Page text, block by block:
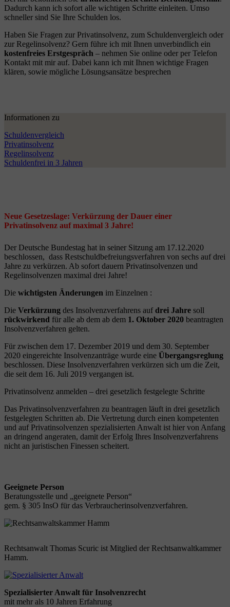
Dadurch kann ich sofort alle wichtigen Schritte einleiten. Umso
schneller sind Sie Ihre Schulden los.
Haben Sie Fragen zur Privatinsolvenz, zum Schuldenvergleich oder
zur Regelinsolvenz? Gern führe ich mit Ihnen unverbindlich ein
kostenfreies Erstgespräch – nehmen Sie online oder per Telefon
Kontakt mit mir auf. Dabei kann ich mit Ihnen wichtige Fragen
klären, sowie mögliche Lösungsansätze besprechen
Informationen zu
Schuldenvergleich
Privatinsolvenz
Regelinsolvenz
Schuldenfrei in 3 Jahren
Neue Gesetzeslage: Verkürzung der Dauer einer
Privatinsolvenz auf maximal 3 Jahre!
Der Deutsche Bundestag hat in seiner Sitzung am 17.12.2020
beschlossen, dass Restschuldbefreiungsverfahren von sechs auf drei
Jahre zu verkürzen. Ab sofort dauern Privatinsolvenzen und
Regelinsolvenzen maximal drei Jahre!
Die wichtigsten Änderungen im Einzelnen :
Die Verkürzung des Insolvenzverfahrens aufdrei Jahre soll
rückwirkend für alle ab dem ab dem 1. Oktober 2020 beantragten
Insolvenzverfahren gelten.
Für zwischen dem 17. Dezember 2019 und dem 30. September
2020 eingereichte Insolvenzanträge wurde eine Übergangsreglung
beschlossen. Diese Insolvenzverfahren verkürzen sich um die Zeit,
die seit dem 16. Juli 2019 vergangen ist.
Privatinsolvenz anmelden – drei gesetzlich festgelegte Schritte
Das Privatinsolvenzverfahren zu beantragen läuft in drei gesetzlich
festgelegten Schritten ab. Die Vertretung durch einen kompetenten
und auf Privatinsolvenzen spezialisierten Anwalt ist hier von Anfang
an dringend angeraten, damit der Erfolg Ihres Insolvenzverfahrens
nicht an juristischen Finessen scheitert.
Geeignete Person
Beratungsstelle und „geeignete Person“
gem. § 305 InsO für das Verbraucherinsolvenzverfahren.
Rechtsanwalt Thomas Scuric ist Mitglied der Rechtsanwaltkammer
Hamm.
Spezialisierter Anwalt für Insolvenzrecht
mit mehr als 10 Jahren Erfahrung